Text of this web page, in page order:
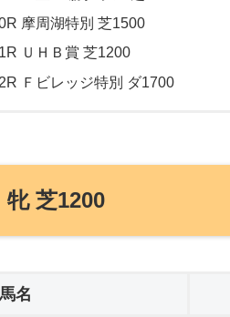
摩周湖特別 芝1500
ＵＨＢ賞 芝1200
Ｆビレッジ特別 ダ1700
芝1200
馬名